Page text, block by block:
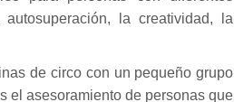
la creatividad, la
de circo con un pequeño grupo
el asesoramiento de personas que